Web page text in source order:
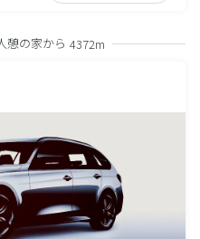
憩の家から 4372m